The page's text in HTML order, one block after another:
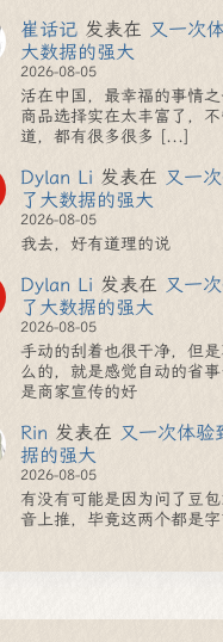
崔话记 发表在 又一次
大数据的强大
2026-08-05
活在中国，最幸福的事情
商品选择实在太丰富了，
道，都有很多很多 [...]
Dylan Li 发表在 又一
了大数据的强大
2026-08-05
我去，好有道理的说
Dylan Li 发表在 又一
了大数据的强大
2026-08-05
手动的刮着也很干净，但
么的，就是感觉自动的省
是商家宣传的好
Rin 发表在 又一次体验
据的强大
2026-08-05
有没有可能是因为问了豆
音上推，毕竟这两个都是